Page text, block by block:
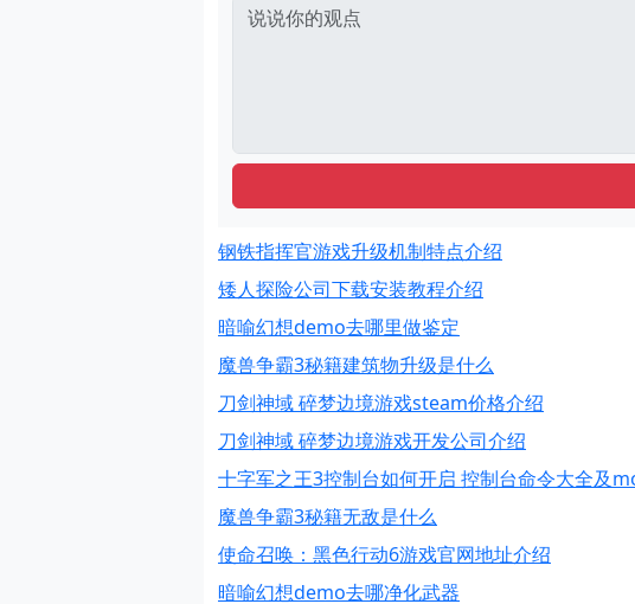
钢铁指挥官游戏升级机制特点介绍
矮人探险公司下载安装教程介绍
暗喻幻想demo去哪里做鉴定
魔兽争霸3秘籍建筑物升级是什么
刀剑神域 碎梦边境游戏steam价格介绍
刀剑神域 碎梦边境游戏开发公司介绍
十字军之王3控制台如何开启 控制台命令大全及
魔兽争霸3秘籍无敌是什么
使命召唤：黑色行动6游戏官网地址介绍
暗喻幻想demo去哪净化武器